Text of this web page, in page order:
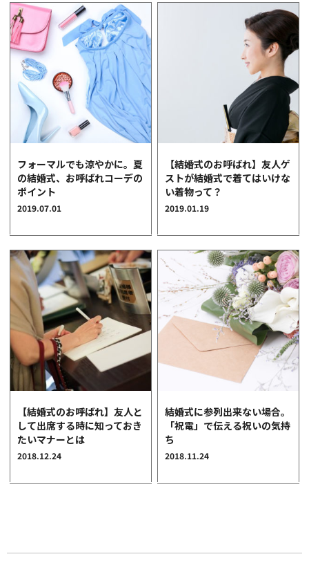
フォーマルでも涼やかに。夏
の結婚式、お呼ばれコーデの
ポイント
2019.07.01
【結婚式のお呼ばれ】友人ゲ
ストが結婚式で着てはいけな
い着物って？
2019.01.19
【結婚式のお呼ばれ】友人と
して出席する時に知っておき
たいマナーとは
2018.12.24
結婚式に参列出来ない場合。
「祝電」で伝える祝いの気持
ち
2018.11.24